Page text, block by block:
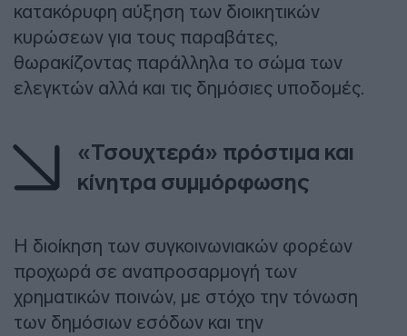
κατακόρυφη αύξηση των διοικητικών
κυρώσεων για τους παραβάτες,
θωρακίζοντας παράλληλα το σώμα των
ελεγκτών αλλά και τις δημόσιες υποδομές.
«Τσουχτερά» πρόστιμα και
κίνητρα συμμόρφωσης
Η διοίκηση των συγκοινωνιακών φορέων
προχωρά σε αναπροσαρμογή των
χρηματικών ποινών, με στόχο την τόνωση
των δημόσιων εσόδων και την